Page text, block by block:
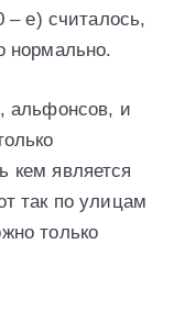
– е) считалось,
нормально.
альфонсов, и
кем является
так по улицам
только